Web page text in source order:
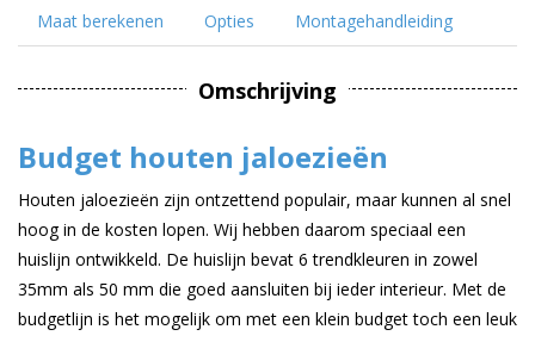
Maat berekenen Opties Montagehandleiding
Omschrijving
Budget houten jaloezieën
Houten jaloezieën zijn ontzettend populair, maar kunnen al snel
hoog in de kosten lopen. Wij hebben daarom speciaal een
huislijn ontwikkeld. De huislijn bevat 6 trendkleuren in zowel
35mm als 50 mm die goed aansluiten bij ieder interieur. Met de
budgetlijn is het mogelijk om met een klein budget toch een leuk